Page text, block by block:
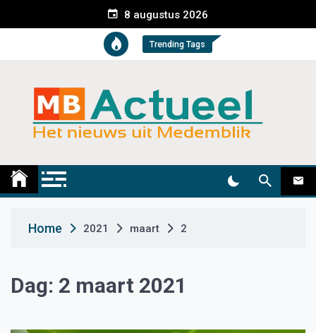
e
t
8 augustus 2026
Trending Tags
Medemblik Actueel
Home 2021 maart 2
Dag: 2 maart 2021